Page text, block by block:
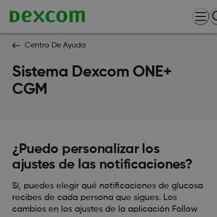
Centro De Ayuda
Sistema Dexcom ONE+
CGM
¿Puedo personalizar los
ajustes de las notificaciones?
Sí, puedes elegir qué notificaciones de glucosa
recibes de cada persona que sigues. Los
cambios en los ajustes de la aplicación Follow